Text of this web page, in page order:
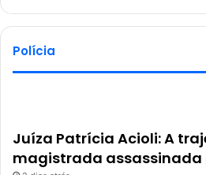
Polícia
Juíza Patrícia Acioli: A
magistrada assassinada